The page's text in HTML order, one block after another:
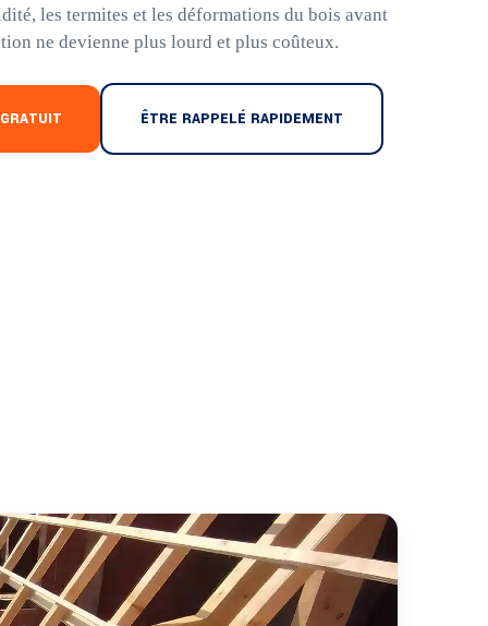
les termites et les déformations du bois avant
ne devienne plus lourd et plus coûteux.
ÊTRE RAPPELÉ RAPIDEMENT